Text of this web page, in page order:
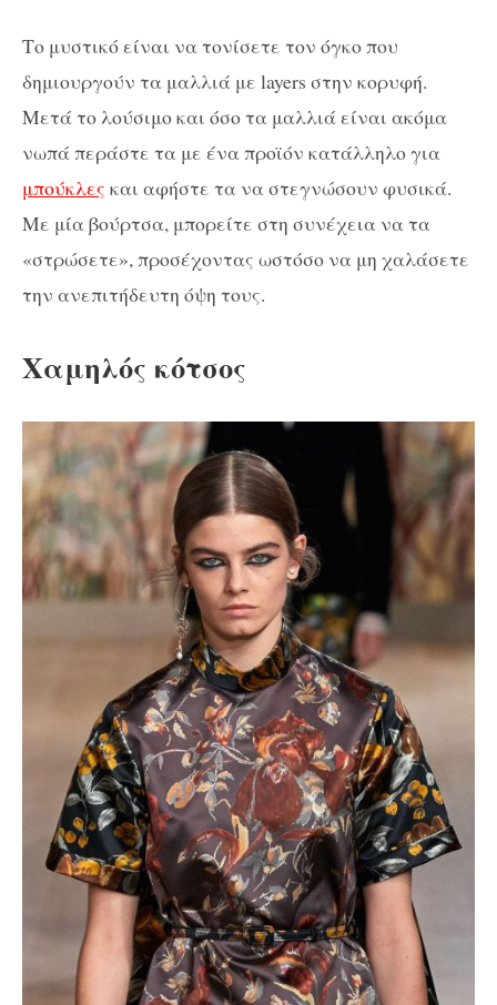
Το μυστικό είναι να τονίσετε τον όγκο που
δημιουργούν τα μαλλιά με layers στην κορυφή.
Μετά το λούσιμο και όσο τα μαλλιά είναι ακόμα
νωπά περάστε τα με ένα προϊόν κατάλληλο για
μπούκλες και αφήστε τα να στεγνώσουν φυσικά.
Με μία βούρτσα, μπορείτε στη συνέχεια να τα
«στρώσετε», προσέχοντας ωστόσο να μη χαλάσετε
την ανεπιτήδευτη όψη τους.
Χαμηλός κότσος